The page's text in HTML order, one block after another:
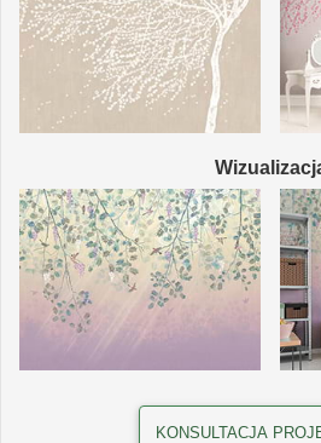
KONSULTACJA